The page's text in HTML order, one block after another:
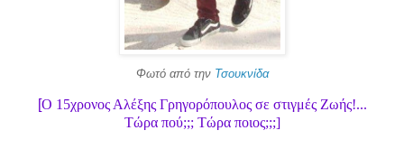
Φωτό από την Τσουκνίδα
[Ο 15χρονος Αλέξης Γρηγορόπουλος σε στιγμές Ζωής!...
Τώρα πού;;; Τώρα ποιος;;;]